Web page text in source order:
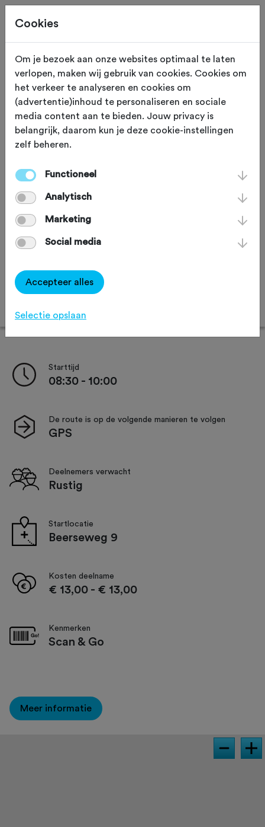
ZONDAG 4 OKT Mill (Noord Brabant)
Brabantse Strade
Bianche 2026
Gravelbike
Afstand: 50 km
Starttijd
08:30 - 10:00
De route is op de volgende manieren te volgen
GPS
Deelnemers verwacht
Rustig
Startlocatie
Beerseweg 9
Kosten deelname
€ 13,00 - € 13,00
Kenmerken
Scan & Go
Meer informatie
Cookies
Om je bezoek aan onze websites optimaal te laten
verlopen, maken wij gebruik van cookies. Cookies om
het verkeer te analyseren en cookies om
(advertentie)inhoud te personaliseren en sociale
media content aan te bieden. Jouw privacy is
belangrijk, daarom kun je deze cookie-instellingen
zelf beheren.
Functioneel
Analytisch
Marketing
Social media
Accepteer alles
Selectie opslaan